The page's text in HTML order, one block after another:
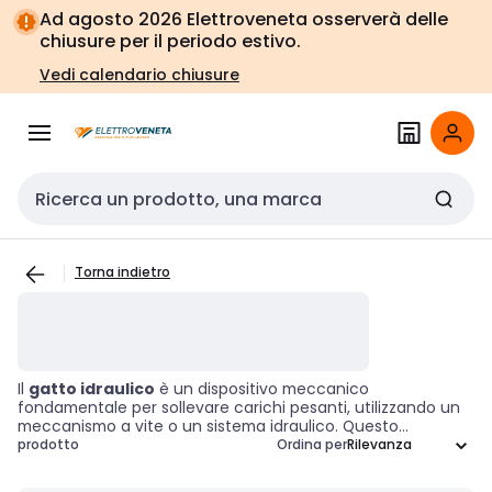
Vai alla
navigazione
Vai
alla
pagina
Ad agosto 2026 Elettroveneta osserverà delle
chiusure per il periodo estivo.
Vedi calendario chiusure
Cerca input
Torna indietro
Il gatto idraulico è un dispositivo meccanico
fondamentale per sollevare carichi pesanti, utilizzando un
meccanismo a vite o un sistema idraulico. Questo
strumento è ampiamente impiegato nei settori
prodotto Ordina per